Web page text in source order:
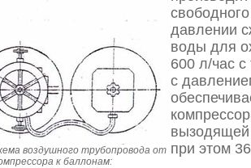
воздушного трубопровода от
к баллонам:
давлении
воды для
600 л/час
с
вызодящей
при этом